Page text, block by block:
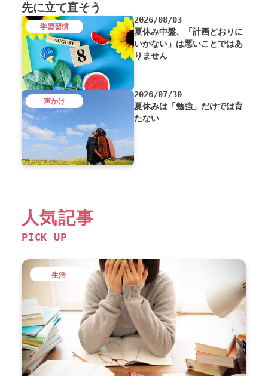
先に立て直そう
2026/08/03
夏休み中盤、「計画どおりに
いかない」は悪いことではあ
りません
学習習慣
2026/07/30
夏休みは「勉強」だけでは育
たない
声かけ
人気記事
PICK UP
生活